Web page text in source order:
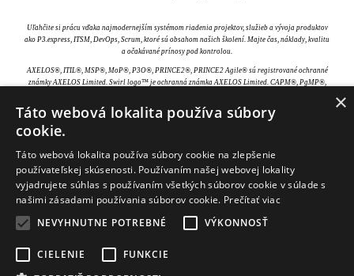
Uľahčite si prácu vďaka najmodernejším systémom riadenia projektov, služieb a vývoja produktov
ako P3.express, ITSM, DevOps, Scrum, ktoré sú obsahom našich školení. Majte čas, náklady, kvalitu
a očakávané prínosy pod kontrolou.
AXELOS®, ITIL®, MSP®, MoP®, P3O®, PRINCE2®, PRINCE2 Agile® sú registrované ochranné
známky AXELOS Limited. Swirl logo™ je ochranná známka AXELOS Limited. CAPM®, PgMP®,
Institute, Inc. EXIN® je registrovaná ochranná známka EXIN Holding B.V.. IPMA® je registrovaná
ochranná známka International Project Management Association. TOGAF® je registrovaná
×
Táto webová lokalita používa súbory
cookie.
Táto webová lokalita používa súbory cookie na zlepšenie
používateľskej skúsenosti. Používaním našej webovej lokality
vyjadrujete súhlas s používaním všetkých súborov cookie v súlade s
našimi zásadami používania súborov cookie. Prečítať viac
NEVYHNUTNE POTREBNÉ
VÝKONNOSŤ
CIELENIE
FUNKCIE